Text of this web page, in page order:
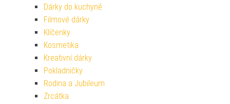
Dárky do kuchyně
Filmové dárky
Klíčenky
Kosmetika
Kreativní dárky
Pokladničky
Rodina a Jubileum
Zrcátka